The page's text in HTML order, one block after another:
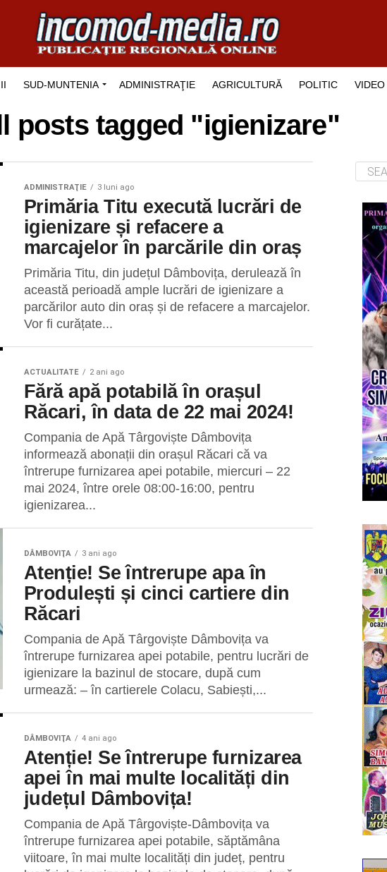
SUD-MUNTENIA ADMINISTRAŢIE AGRICULTURĂ POLITIC VIDEO
posts tagged "igienizare"
ADMINISTRAŢIE 3 luni ago
Primăria Titu execută lucrări de
igienizare și refacere a
marcajelor în parcările din oraș
Primăria Titu, din județul Dâmbovița, derulează în
această perioadă ample lucrări de igienizare a
parcărilor auto din oraș și de refacere a marcajelor.
Vor fi curățate...
ACTUALITATE 2 ani ago
Fără apă potabilă în orașul
Răcari, în data de 22 mai 2024!
Compania de Apă Târgoviște Dâmbovița
informează abonații din orașul Răcari că va
întrerupe furnizarea apei potabile, miercuri – 22
mai 2024, între orele 08:00-16:00, pentru
igienizarea...
DÂMBOVIŢA 3 ani ago
Atenție! Se întrerupe apa în
Produlești și cinci cartiere din
Răcari
Compania de Apă Târgoviște Dâmbovița va
întrerupe furnizarea apei potabile, pentru lucrări de
igienizare la bazinul de stocare, după cum
urmează: – în cartierele Colacu, Sabiești,...
DÂMBOVIŢA 4 ani ago
Atenție! Se întrerupe furnizarea
apei în mai multe localități din
județul Dâmbovița!
Compania de Apă Târgoviște-Dâmbovița va
întrerupe furnizarea apei potabile, săptămâna
viitoare, în mai multe localități din județ, pentru